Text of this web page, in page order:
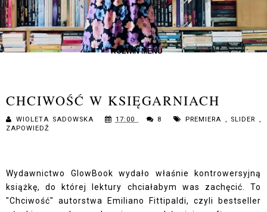
≡ ROZWIŃ MENU
CHCIWOŚĆ W KSIĘGARNIACH
WIOLETA SADOWSKA 17:00 8 PREMIERA , SLIDER,
ZAPOWIEDŹ
Wydawnictwo GlowBook wydało właśnie kontrowersyjną
książkę, do której lektury chciałabym was zachęcić. To
"Chciwość" autorstwa Emiliano Fittipaldi, czyli bestseller